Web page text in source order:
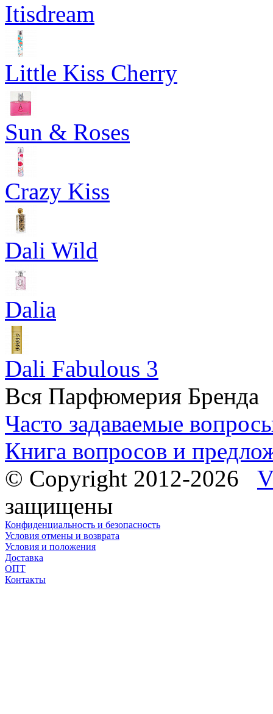
Itisdream
Little Kiss Cherry
Sun & Roses
Crazy Kiss
Dali Wild
Dalia
Dali Fabulous 3
Вся Парфюмерия Бренда
Часто задаваемые
Книга вопросов и
© Copyright 2012-2026
защищены
Конфиденциальность и безопасность
Условия отмены и возврата
Условия и положения
Доставка
ОПТ
Контакты